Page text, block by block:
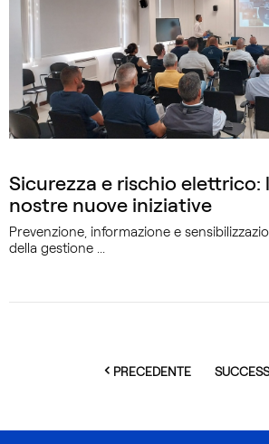
Sicurezza e rischio elettrico:
nostre nuove iniziative
Prevenzione, informazione e
della gestione ...
PRECEDENTE PAGE